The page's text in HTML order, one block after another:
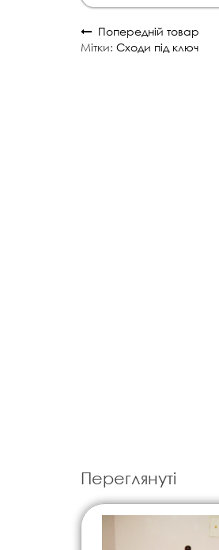
Попередній товар
Мітки: Сходи під ключ
Переглянуті